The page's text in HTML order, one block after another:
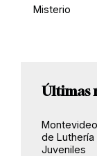
Misterio
Últimas
de
Juveniles